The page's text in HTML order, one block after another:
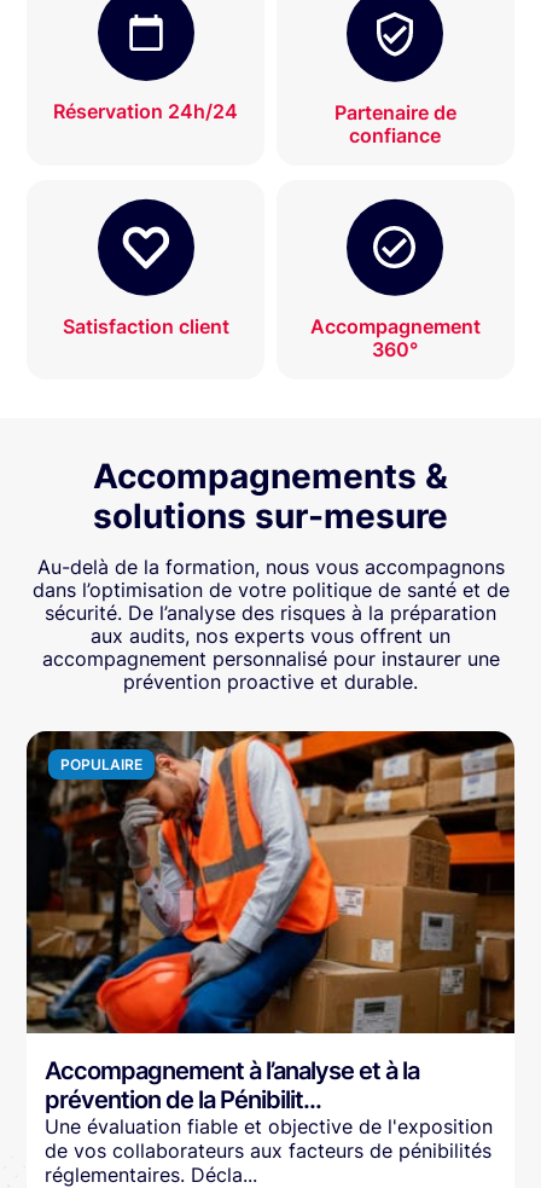
Réservation 24h/24
Partenaire de
confiance
Satisfaction client
Accompagnement
360°
Accompagnements &
solutions sur-mesure
Au-delà de la formation, nous vous accompagnons
dans l’optimisation de votre politique de santé et de
sécurité. De l’analyse des risques à la préparation
aux audits, nos experts vous offrent un
accompagnement personnalisé pour instaurer une
prévention proactive et durable.
POPULAIRE
Accompagnement à l’analyse et à la
prévention de la Pénibilit...
Une évaluation fiable et objective de l'exposition
de vos collaborateurs aux facteurs de pénibilités
réglementaires. Décla...